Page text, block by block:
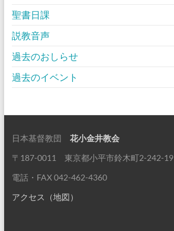
聖書日課
説教音声
過去のおしらせ
過去のイベント
日本基督教団 花小金井教会
〒187-0011 東京都小平市鈴木町2-242-19
電話・FAX 042-462-4360
アクセス（地図）